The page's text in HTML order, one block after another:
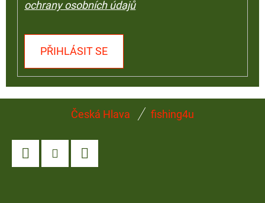
ochrany osobních údajů
PŘIHLÁSIT SE
Česká Hlava fishing4u